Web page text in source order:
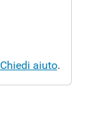
Chiedi aiuto.